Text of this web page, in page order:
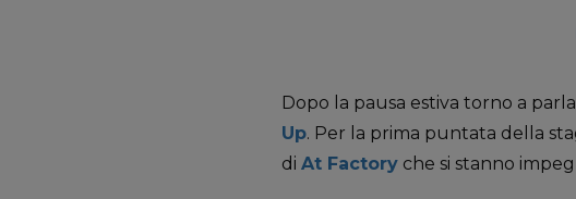
Dopo la pausa estiva torno a
Up. Per la prima puntata della
di At Factoryche si stanno